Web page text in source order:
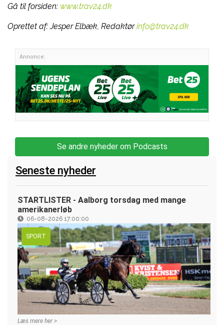
Gå til forsiden: www.trav24.dk
Oprettet af:Jesper Elbæk, Redaktør info@trav24.dk
Annonce:
Se andre nyheder om Podcasts
Seneste nyheder
STARTLISTER - Aalborg torsdag med mange
amerikanerløb
06-08-2026 17:00:00
SPORT
Læs mere her >